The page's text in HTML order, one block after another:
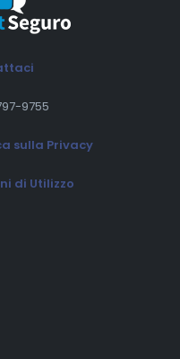
9755
sulla Privacy
di Utilizzo